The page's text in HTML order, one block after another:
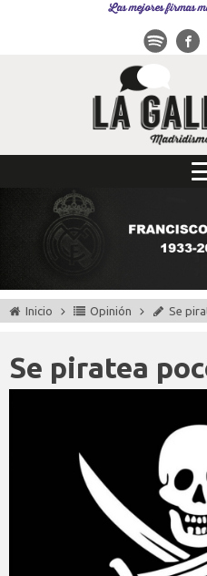
Las mejores firmas
Inicio Opinión Se
Se piratea